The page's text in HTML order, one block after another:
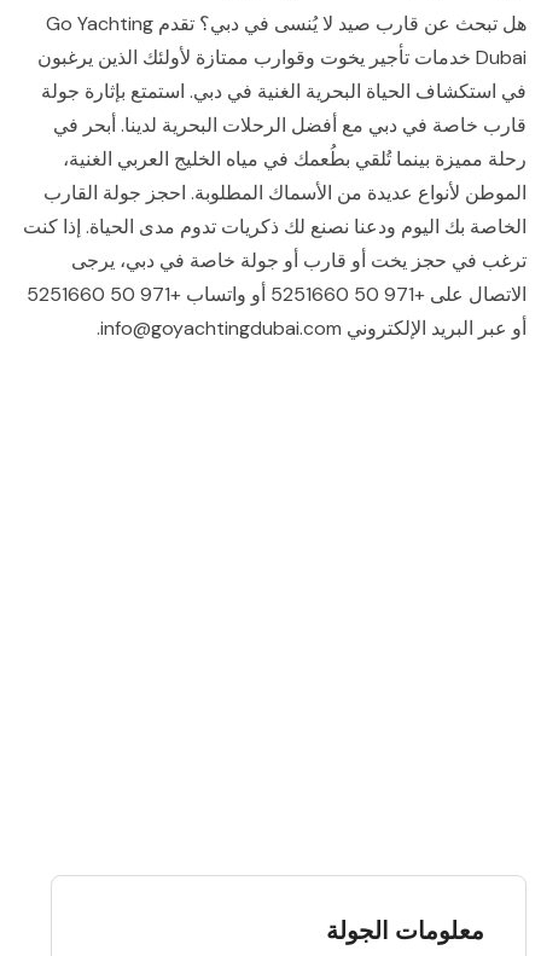
هل تبحث عن قارب صيد لا يُنسى في دبي؟ تقدم Go Yachting
Dubai خدمات تأجير يخوت وقوارب ممتازة لأولئك الذين يرغبون
في استكشاف الحياة البحرية الغنية في دبي. استمتع بإثارة جولة
قارب خاصة في دبي مع أفضل الرحلات البحرية لدينا. أبحر في
رحلة مميزة بينما تُلقي بطُعمك في مياه الخليج العربي الغنية،
الموطن لأنواع عديدة من الأسماك المطلوبة. احجز جولة القارب
الخاصة بك اليوم ودعنا نصنع لك ذكريات تدوم مدى الحياة. إذا كنت
ترغب في حجز يخت أو قارب أو جولة خاصة في دبي، يرجى
الاتصال على +971 50 5251660 أو واتساب +971 50 5251660
أو عبر البريد الإلكتروني info@goyachtingdubai.com.
معلومات الجولة